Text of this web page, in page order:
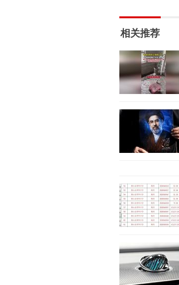
相关推荐